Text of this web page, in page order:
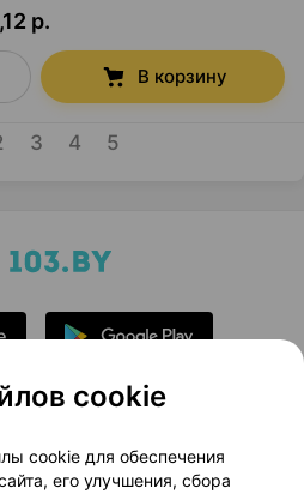
р.
В корзину
3 4 5
Новости проекта
Медицинский маркетинг
cookie
cookie для обеспечения
его улучшения, сбора